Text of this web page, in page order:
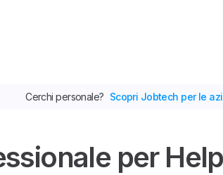
per
Cerchi personale? Scopri Jobtech per le